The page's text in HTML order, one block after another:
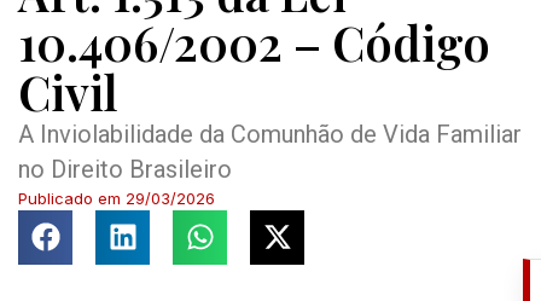
10.406/2002 – Código
Civil
A Inviolabilidade da Comunhão de Vida Familiar
no Direito Brasileiro
Publicado em 29/03/2026